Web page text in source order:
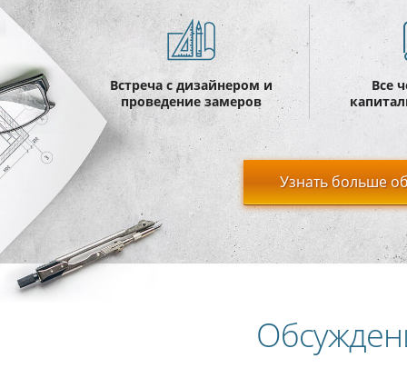
Встреча с дизайнером и
проведение замеров
Все
Узнать больше